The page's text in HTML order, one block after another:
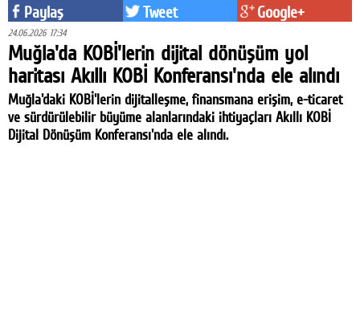
Paylaş Tweet Google+
24.06.2026 17:34
Muğla'da KOBİ'lerin dijital dönüşüm yol
haritası Akıllı KOBİ Konferansı'nda ele alındı
Muğla'daki KOBİ'lerin dijitalleşme, finansmana erişim, e-ticaret
ve sürdürülebilir büyüme alanlarındaki ihtiyaçları Akıllı KOBİ
Dijital Dönüşüm Konferansı'nda ele alındı.